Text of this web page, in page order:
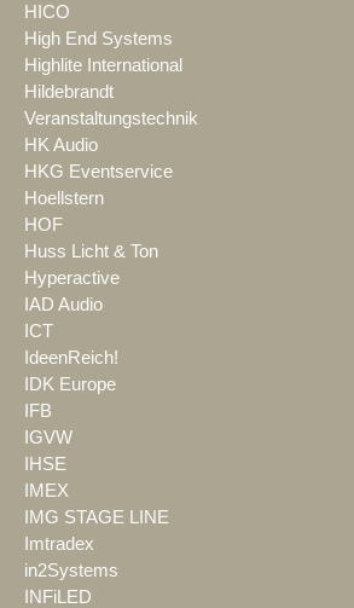
HICO
High End Systems
Highlite International
Hildebrandt
Veranstaltungstechnik
HK Audio
HKG Eventservice
Hoellstern
HOF
Huss Licht & Ton
Hyperactive
IAD Audio
ICT
IdeenReich!
IDK Europe
IFB
IGVW
IHSE
IMEX
IMG STAGE LINE
Imtradex
in2Systems
INFiLED